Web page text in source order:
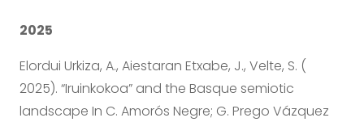
2025
Elordui Urkiza, A., Aiestaran Etxabe, J., Velte, S. (
2025). “Iruinkokoa” and the Basque semiotic
landscape In C. Amorós Negre; G. Prego Vázquez